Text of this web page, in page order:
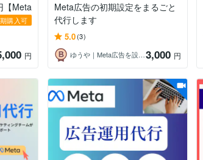
【Meta
購入可
円
Meta広告の初期設定をまるごと
代行します
5.0(3)
ゆうや｜Meta広告を設定から丸ごと支援 3,000 円